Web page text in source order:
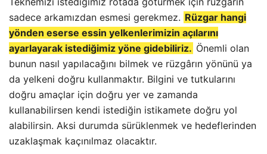
sadece arkamızdan esmesi gerekmez. Rüzgar hangi
yönden eserse essin yelkenlerimizin açılarını
ayarlayarak istediğimiz yöne gidebiliriz. Önemli olan
bunun nasıl yapılacağını bilmek ve rüzgârın yönünü ya
da yelkeni doğru kullanmaktır. Bilgini ve tutkularını
doğru amaçlar için doğru yer ve zamanda
kullanabilirsen kendi istediğin istikamete doğru yol
alabilirsin. Aksi durumda sürüklenmek ve hedeflerinden
uzaklaşmak kaçınılmaz olacaktır.